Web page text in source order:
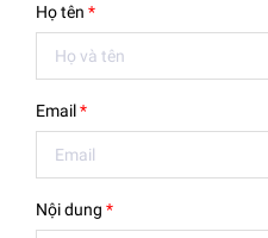
Họ tên *
Email*
Nội dung *